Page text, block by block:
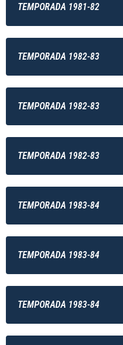
TEMPORADA 1981-82
TEMPORADA 1982-83
TEMPORADA 1982-83
TEMPORADA 1982-83
TEMPORADA 1983-84
TEMPORADA 1983-84
TEMPORADA 1983-84